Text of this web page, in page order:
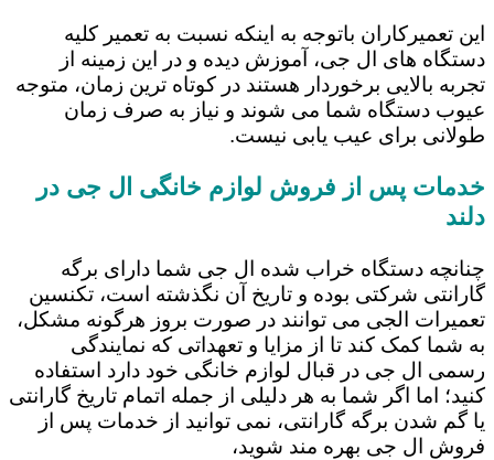
این تعمیرکاران باتوجه به اینکه نسبت به تعمیر کلیه
دستگاه های ال جی، آموزش دیده و در این زمینه از
تجربه بالایی برخوردار هستند در کوتاه ترین زمان، متوجه
عیوب دستگاه شما می شوند و نیاز به صرف زمان
طولانی برای عیب یابی نیست.
خدمات پس از فروش لوازم خانگی ال جی در
دلند
چنانچه دستگاه خراب شده ال جی شما دارای برگه
گارانتی شرکتی بوده و تاریخ آن نگذشته است، تکنسین
تعمیرات الجی می توانند در صورت بروز هرگونه مشکل،
به شما کمک کند تا از مزایا و تعهداتی که نمایندگی
رسمی ال جی در قبال لوازم خانگی خود دارد استفاده
کنید؛ اما اگر شما به هر دلیلی از جمله اتمام تاریخ گارانتی
یا گم شدن برگه گارانتی، نمی توانید از خدمات پس از
فروش ال جی بهره مند شوید،